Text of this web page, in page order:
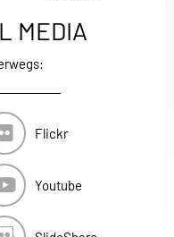
MEDIA
Flickr
Youtube